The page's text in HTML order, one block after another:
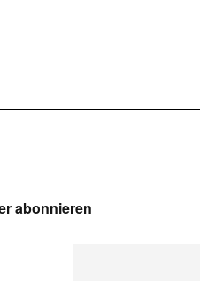
abonnieren